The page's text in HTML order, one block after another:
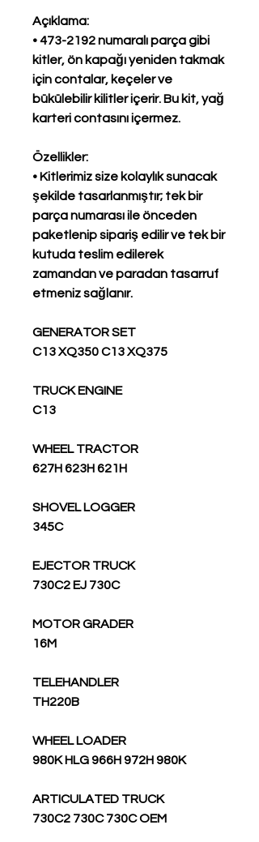
Açıklama:
• 473-2192 numaralı parça gibi
kitler, ön kapağı yeniden takmak
için contalar, keçeler ve
bükülebilir kilitler içerir. Bu kit, yağ
karteri contasını içermez.
Özellikler:
• Kitlerimiz size kolaylık sunacak
şekilde tasarlanmıştır; tek bir
parça numarası ile önceden
paketlenip sipariş edilir ve tek bir
kutuda teslim edilerek
zamandan ve paradan tasarruf
etmeniz sağlanır.
GENERATOR SET
C13 XQ350 C13 XQ375
TRUCK ENGINE
C13
WHEEL TRACTOR
627H 623H 621H
SHOVEL LOGGER
345C
EJECTOR TRUCK
730C2 EJ 730C
MOTOR GRADER
16M
TELEHANDLER
TH220B
WHEEL LOADER
980K HLG 966H 972H 980K
ARTICULATED TRUCK
730C2 730C 730C OEM